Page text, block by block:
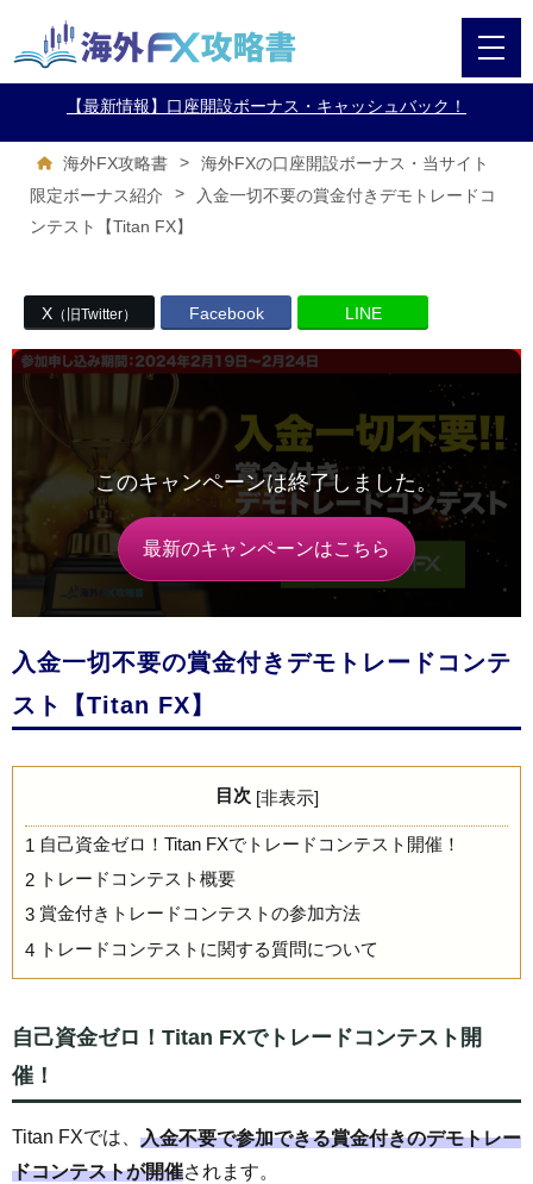
【最新情報】口座開設ボーナス・キャッシュバック！
海外FX攻略書 >
海外FXの口座開設ボーナス・当サイト
限定ボーナス紹介
>
入金一切不要の賞金付きデモトレードコ
ンテスト【Titan FX】
X （旧Twitter） Facebook LINE
最新のキャンペーンはこちら
入金一切不要の賞金付きデモトレードコンテ
スト【Titan FX】
目次 [非表示]
1 自己資金ゼロ！Titan FXでトレードコンテスト開催！
2 トレードコンテスト概要
3 賞金付きトレードコンテストの参加方法
4 トレードコンテストに関する質問について
自己資金ゼロ！Titan FXでトレードコンテスト開
催！
Titan FXでは、 入金不要で参加できる賞金付きのデモトレー
ドコンテストが開催されます。